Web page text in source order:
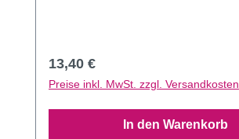
Regulärer Preis:
13,40 €
Preise inkl. MwSt. zzgl. Versandkosten
In den Warenkorb